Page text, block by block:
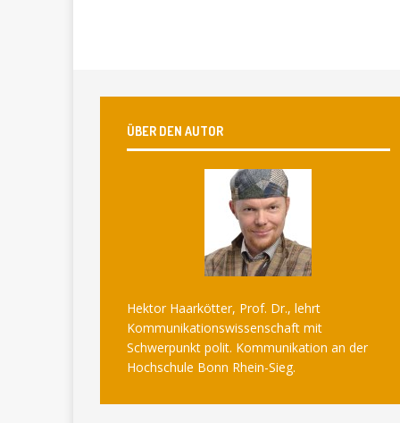
ÜBER DEN AUTOR
Hektor Haarkötter, Prof. Dr., lehrt
Kommunikationswissenschaft mit
Schwerpunkt polit. Kommunikation an der
Hochschule Bonn Rhein-Sieg.